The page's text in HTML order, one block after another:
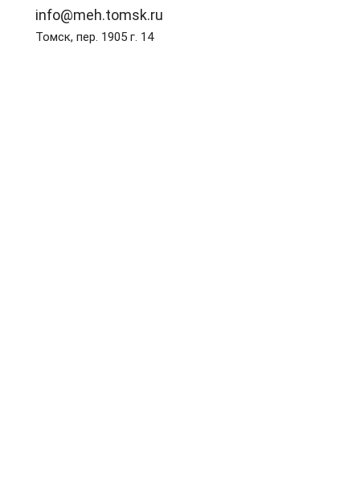
info@meh.tomsk.ru
Томск, пер. 1905 г. 14